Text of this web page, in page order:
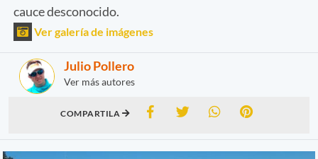
cauce desconocido.
Ver galería de imágenes
Julio Pollero
Ver más autores
COMPARTILA